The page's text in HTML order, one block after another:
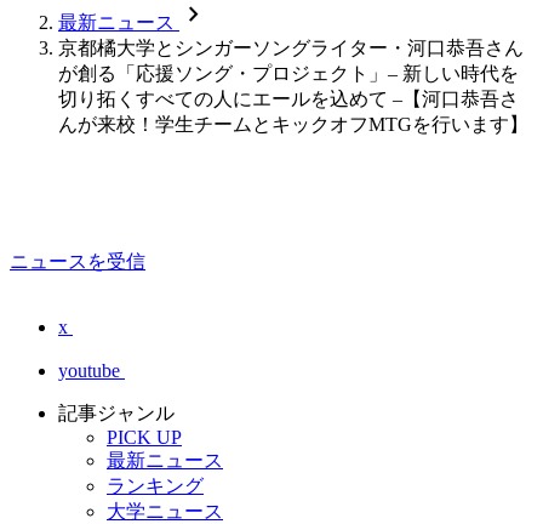
最新ニュース chevron_forward
京都橘大学とシンガーソングライター・河口恭吾さん
が創る「応援ソング・プロジェクト」– 新しい時代を
切り拓くすべての人にエールを込めて –【河口恭吾さ
んが来校！学生チームとキックオフMTGを行います】
ニュースを受信
x
youtube
記事ジャンル
PICK UP
最新ニュース
ランキング
大学ニュース